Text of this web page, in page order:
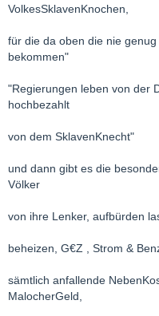
VolkesSklavenKnochen,
für die da oben die nie
bekommen"
"Regierungen leben von der
hochbezahlt
von dem SklavenKnecht"
und dann gibt es die
Völker
von ihre Lenker, aufbürden
beheizen, G€Z , Strom &
sämtlich anfallende
MalocherGeld,